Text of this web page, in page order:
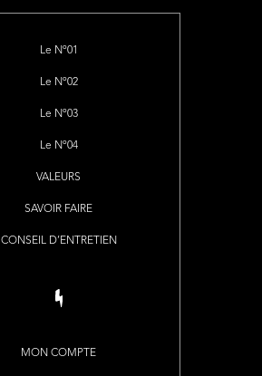
Le Nº01
Le Nº02
Le Nº03
Le Nº04
VALEURS
SAVOIR FAIRE
CONSEIL D’ENTRETIEN
MON COMPTE